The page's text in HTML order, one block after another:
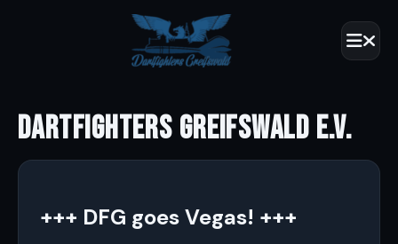
DARTFIGHTERS GREIFSWALD E.V.
+++ DFG goes Vegas! +++